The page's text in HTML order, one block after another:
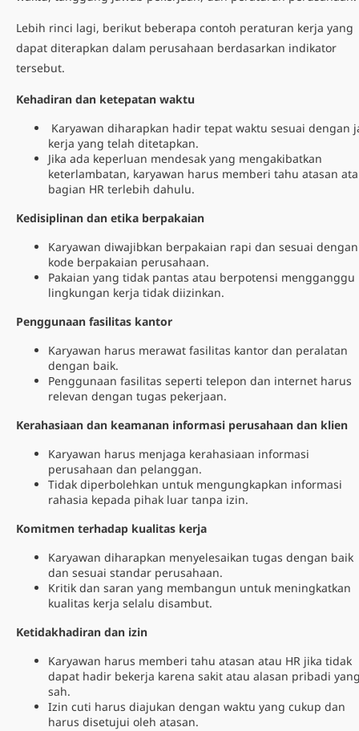
Lebih rinci lagi, berikut beberapa contoh peraturan kerja yang
dapat diterapkan dalam perusahaan berdasarkan indikator
tersebut.
Kehadiran dan ketepatan waktu
Karyawan diharapkan hadir tepat waktu sesuai dengan
kerja yang telah ditetapkan.
Jika ada keperluan mendesak yang mengakibatkan
keterlambatan, karyawan harus memberi tahu atasan
bagian HR terlebih dahulu.
Kedisiplinan dan etika berpakaian
Karyawan diwajibkan berpakaian rapi dan sesuai dengan
kode berpakaian perusahaan.
Pakaian yang tidak pantas atau berpotensi mengganggu
lingkungan kerja tidak diizinkan.
Penggunaan fasilitas kantor
Karyawan harus merawat fasilitas kantor dan peralatan
dengan baik.
Penggunaan fasilitas seperti telepon dan internet harus
relevan dengan tugas pekerjaan.
Kerahasiaan dan keamanan informasi perusahaan dan klien
Karyawan harus menjaga kerahasiaan informasi
perusahaan dan pelanggan.
Tidak diperbolehkan untuk mengungkapkan informasi
rahasia kepada pihak luar tanpa izin.
Komitmen terhadap kualitas kerja
Karyawan diharapkan menyelesaikan tugas dengan baik
dan sesuai standar perusahaan.
Kritik dan saran yang membangun untuk meningkatkan
kualitas kerja selalu disambut.
Ketidakhadiran dan izin
Karyawan harus memberi tahu atasan atau HR jika tidak
dapat hadir bekerja karena sakit atau alasan pribadi
sah.
Izin cuti harus diajukan dengan waktu yang cukup dan
harus disetujui oleh atasan.